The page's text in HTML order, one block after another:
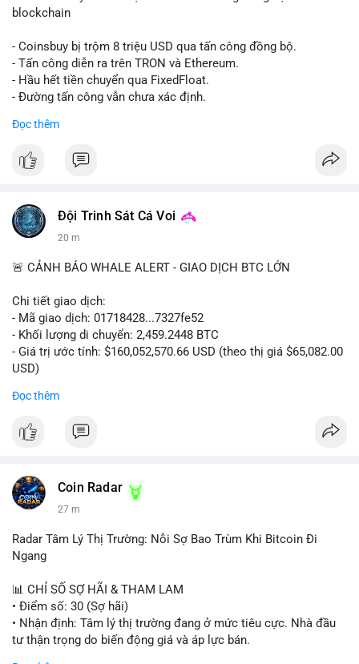
blockchain
- Coinsbuy bị trộm 8 triệu USD qua tấn công đồng bộ.
- Tấn công diễn ra trên TRON và Ethereum.
- Hầu hết tiền chuyển qua FixedFloat.
- Đường tấn công vẫn chưa xác định.
#binancesquare
$trx $eth
📰 Nguồn: CoinDesk
Đọc thêm
Đội Trinh Sát Cá Voi
20 m
🚨 CẢNH BÁO WHALE ALERT - GIAO DỊCH BTC LỚN
Chi tiết giao dịch:
- Mã giao dịch: 01718428...7327fe52
- Khối lượng di chuyển: 2,459.2448 BTC
- Giá trị ước tính: $160,052,570.66 USD (theo thị giá $65,082.00
USD)
Khối lượng 2,459 BTC tương đương hơn 160 triệu USD được
việc di chuyển số lượng lớn này có thể phục vụ mục đích tái
phân bổ danh mục sang ví lạnh để nắm giữ dài hạn, hoặc
Động thái này có thể tạo áp lực tâm lý ngắn hạn lên thị trường
khi nhà đầu tư nhỏ lẻ lo ngại về khả năng bán tháo. Tuy nhiên,
xu hướng trung hạn.
Lời khuyên cho nhà đầu tư nhỏ lẻ:
Hãy theo dõi sát các giao dịch tiếp theo từ địa chỉ ví nguồn để
Đọc thêm
Coin Radar
27 m
Radar Tâm Lý Thị Trường: Nỗi Sợ Bao Trùm Khi Bitcoin Đi
Ngang
📊 CHỈ SỐ SỢ HÃI & THAM LAM
• Điểm số: 30 (Sợ hãi)
• Nhận định: Tâm lý thị trường đang ở mức tiêu cực. Nhà đầu
tư thận trọng do biến động giá và áp lực bán.